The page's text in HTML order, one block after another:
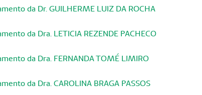
da Dr. GUILHERME LUIZ DA ROCHA
da Dra. LETICIA REZENDE PACHECO
da Dra. FERNANDA TOMÉ LIMIRO
da Dra. CAROLINA BRAGA PASSOS